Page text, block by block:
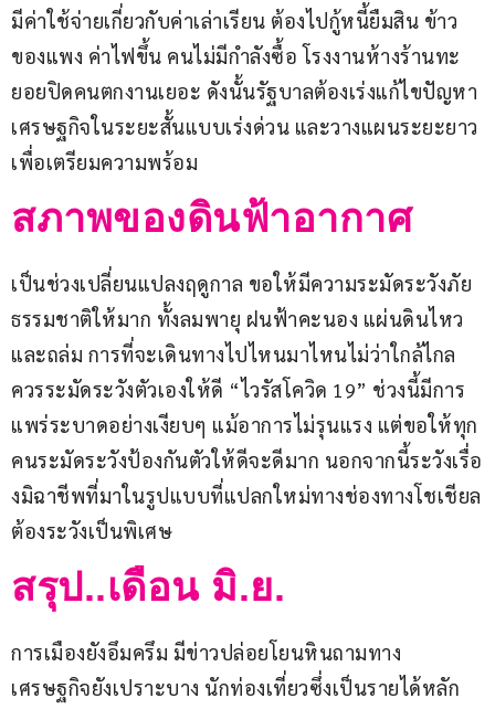
มีค่าใช้จ่ายเกี่ยวกับค่าเล่าเรียน ต้องไปกู้หนี้ยืมสิน ข้าว
ของแพง ค่าไฟขึ้น คนไม่มีกำลังซื้อ โรงงานห้างร้านทะ
ยอยปิดคนตกงานเยอะ ดังนั้นรัฐบาลต้องเร่งแก้ไขปัญหา
เศรษฐกิจในระยะสั้นแบบเร่งด่วน และวางแผนระยะยาว
เพื่อเตรียมความพร้อม
สภาพของดินฟ้าอากาศ
เป็นช่วงเปลี่ยนแปลงฤดูกาล ขอให้มีความระมัดระวังภัย
ธรรมชาติให้มาก ทั้งลมพายุ ฝนฟ้าคะนอง แผ่นดินไหว
และถล่ม การที่จะเดินทางไปไหนมาไหนไม่ว่าใกล้ไกล
ควรระมัดระวังตัวเองให้ดี “ไวรัสโควิด 19” ช่วงนี้มีการ
แพร่ระบาดอย่างเงียบๆ แม้อาการไม่รุนแรง แต่ขอให้ทุก
คนระมัดระวังป้องกันตัวให้ดีจะดีมาก นอกจากนี้ระวังเรื่อ
งมิฉาชีพที่มาในรูปแบบที่แปลกใหม่ทางช่องทางโชเชียล
ต้องระวังเป็นพิเศษ
สรุป..เดือน มิ.ย.
การเมืองยังอึมครึม มีข่าวปล่อยโยนหินถามทาง
เศรษฐกิจยังเปราะบาง นักท่องเที่ยวซึ่งเป็นรายได้หลัก